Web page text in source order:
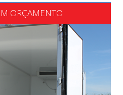
ORÇAMENTO